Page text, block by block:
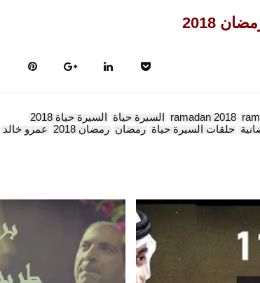
2018
ramadan 2018 السيرة حياة السيرة حياة 2018
حلقات السيرة حياة رمضان رمضان 2018 عمرو خالد